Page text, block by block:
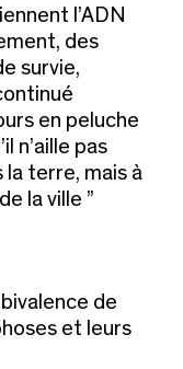
l’ADN
des
survie,
en peluche
n’aille pas
la terre, mais à
la ville
de
et leurs